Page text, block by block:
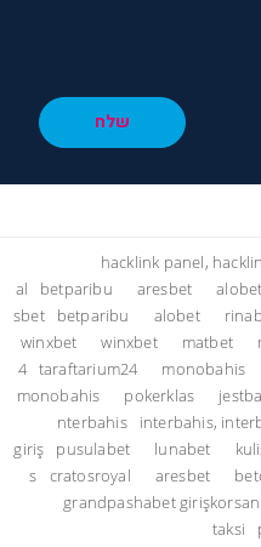
שלח
hacklink panel,
al
betparibu aresbet alobet
sbet
betparibu alobet
winxbet
winxbet matbet
4 taraftarium24 monobahis
monobahis
pokerklas
nterbahis
interbahis,
giriş
pusulabet lunabet
s
cratosroyal aresbet
grandpashabet giriş
taksi